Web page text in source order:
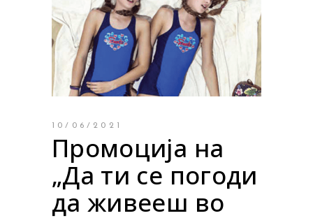
10/06/2021
Промоција на
„Да ти се погоди
да живееш во